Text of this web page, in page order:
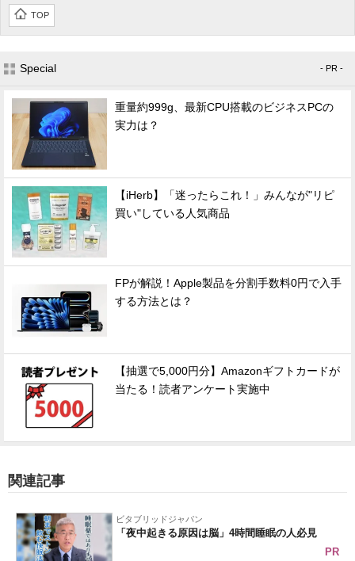
TOP
Special - PR -
重量約999g、最新CPU搭載のビジネスPCの
実力は？
【iHerb】「迷ったらこれ！」みんなが"リピ
買い"している人気商品
FPが解説！Apple製品を分割手数料0円で入手
する方法とは？
【抽選で5,000円分】Amazonギフトカードが
当たる！読者アンケート実施中
関連記事
ビタブリッドジャパン
「夜中起きる原因は脳」4時間睡眠の人必見
PR